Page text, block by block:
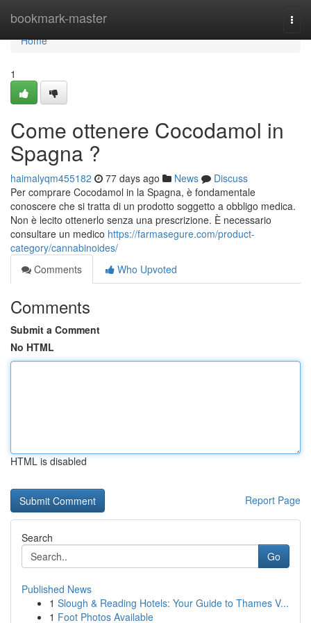
bookmark-master
Home
Home
1
Come ottenere Cocodamol in
Spagna ?
haimalyqm455182 77 days ago News
Discuss
Per comprare Cocodamol in la Spagna, è fondamentale
conoscere che si tratta di un prodotto soggetto a obbligo medica.
Non è lecito ottenerlo senza una prescrizione. È necessario
consultare un medico https://farmasegure.com/product-
category/cannabinoides/
Comments
Who Upvoted
Comments
Submit a Comment
No HTML
HTML is disabled
Report Page
Search
Go
Published News
1 Slough & Reading Hotels: Your Guide to Thames V...
1 Foot Photos Available